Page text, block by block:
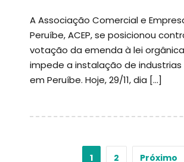
A Associação Comercial e
Peruíbe, ACEP, se posicionou
votação da emenda à lei
impede a instalação de
em Peruíbe. Hoje, 29/11, dia […]
1 2 Próximo